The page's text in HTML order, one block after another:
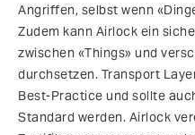
Angriffen, selbst wenn
Zudem kann Airlock ein
zwischen «Things» und
durchsetzen. Transport
Best-Practice und sollte
Standard werden. Airlock